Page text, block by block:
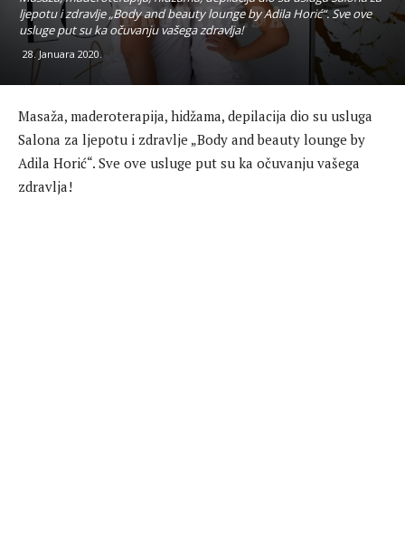
ljepotu i zdravlje „Body and beauty lounge by Adila Horić“. Sve ove
usluge put su ka očuvanju vašega zdravlja!
28. Januara 2020.
Masaža, maderoterapija, hidžama, depilacija dio su usluga
Salona za ljepotu i zdravlje „Body and beauty lounge by
Adila Horić“. Sve ove usluge put su ka očuvanju vašega
zdravlja!